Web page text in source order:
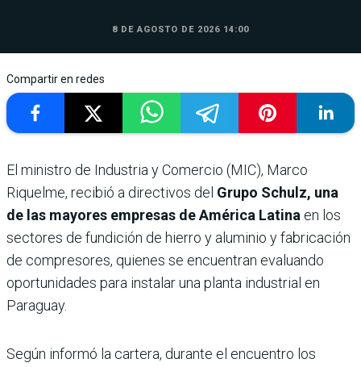
8 DE AGOSTO DE 2026 14:00
Compartir en redes
El ministro de Industria y Comercio (MIC), Marco
Riquelme, recibió a directivos del Grupo Schulz, una
de las mayores empresas de América Latina en los
sectores de fundición de hierro y aluminio y fabricación
de compresores, quienes se encuentran evaluando
oportunidades para instalar una planta industrial en
Paraguay.
Según informó la cartera, durante el encuentro los